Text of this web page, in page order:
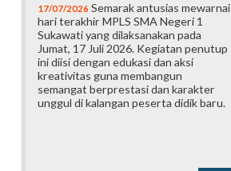
17/07/2026 Semarak antusias mewarnai
hari terakhir MPLS SMA Negeri 1
Sukawati yang dilaksanakan pada
Jumat, 17 Juli 2026. Kegiatan penutup
ini diisi dengan edukasi dan aksi
kreativitas guna membangun
semangat berprestasi dan karakter
unggul di kalangan peserta didik baru.